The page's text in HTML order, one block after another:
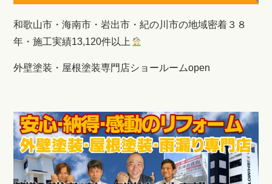
和歌山市・海南市・岩出市・紀の川市の地域密着３８
年・施工実績13,120件以上
外壁塗装・屋根塗装専門店ショールームopen